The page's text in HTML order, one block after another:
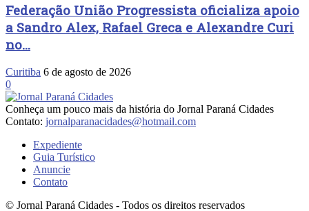
Federação União Progressista oficializa apoio
a Sandro Alex, Rafael Greca e Alexandre Curi
no...
Curitiba 6 de agosto de 2026
0
Conheça um pouco mais da história do Jornal Paraná Cidades
Contato: jornalparanacidades@hotmail.com
Expediente
Guia Turístico
Anuncie
Contato
© Jornal Paraná Cidades - Todos os direitos reservados